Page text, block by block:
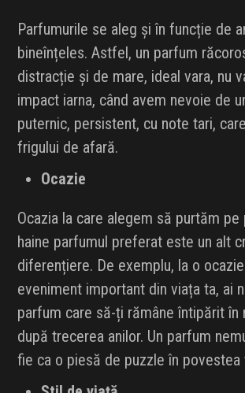
Parfumurile se aleg și în funcție de
bineînțeles. Astfel, un parfum
distracție și de mare, ideal vara, nu
impact iarna, când avem nevoie de
puternic, persistent, cu note tari,
frigului de afară.
Ocazie
Ocazia la care alegem să purtăm pe
haine parfumul preferat este un alt
diferențiere. De exemplu, la o
eveniment important din viața ta, ai
parfum care să-ți rămâne întipărit în
după trecerea anilor. Un parfum
fie ca o piesă de puzzle în povestea